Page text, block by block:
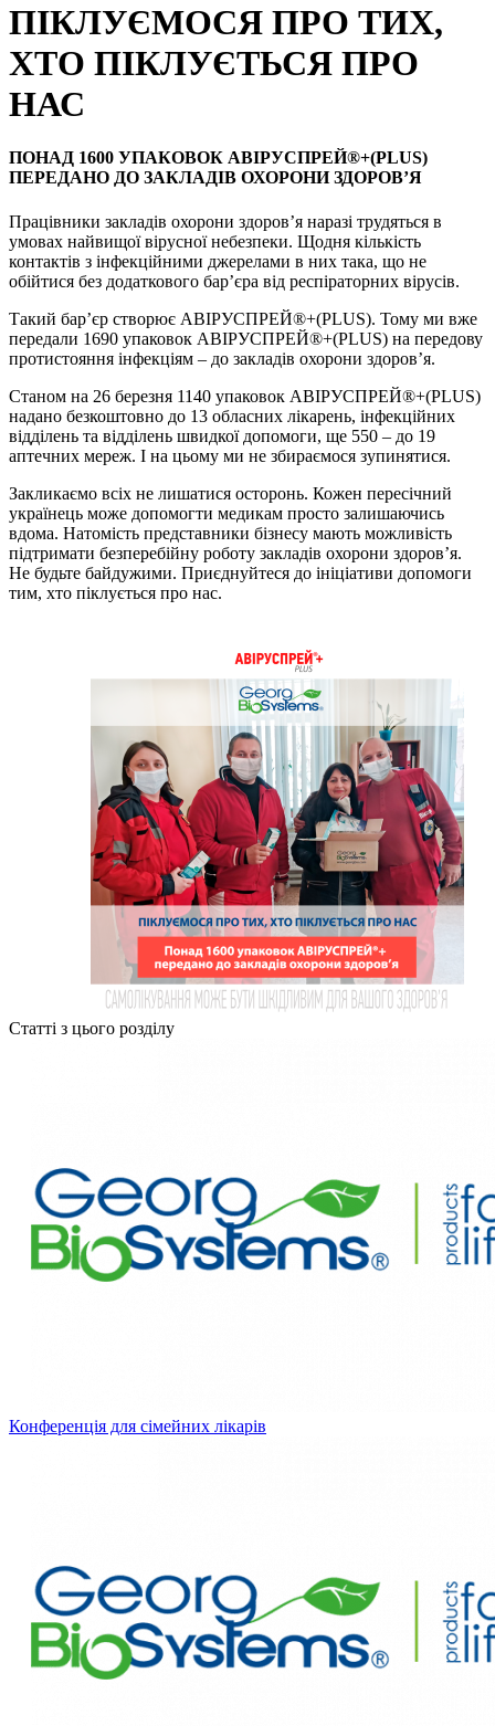
ПІКЛУЄМОСЯ ПРО ТИХ,
ХТО ПІКЛУЄТЬСЯ ПРО
НАС
ПОНАД 1600 УПАКОВОК АВІРУСПРЕЙ®+(PLUS)
ПЕРЕДАНО ДО ЗАКЛАДІВ ОХОРОНИ ЗДОРОВ’Я
Працівники закладів охорони здоров’я наразі трудяться в
умовах найвищої вірусної небезпеки. Щодня кількість
контактів з інфекційними джерелами в них така, що не
обійтися без додаткового бар’єра від респіраторних вірусів.
Такий бар’єр створює АВІРУСПРЕЙ®+(PLUS). Тому ми вже
передали 1690 упаковок АВІРУСПРЕЙ®+(PLUS) на передову
протистояння інфекціям – до закладів охорони здоров’я.
Станом на 26 березня 1140 упаковок АВІРУСПРЕЙ®+(PLUS)
надано безкоштовно до 13 обласних лікарень, інфекційних
відділень та відділень швидкої допомоги, ще 550 – до 19
аптечних мереж. І на цьому ми не збираємося зупинятися.
Закликаємо всіх не лишатися осторонь. Кожен пересічний
українець може допомогти медикам просто залишаючись
вдома. Натомість представники бізнесу мають можливість
підтримати безперебійну роботу закладів охорони здоров’я.
Не будьте байдужими. Приєднуйтеся до ініціативи допомоги
тим, хто піклується про нас.
Статті з цього розділу
Конференція для сімейних лікарів